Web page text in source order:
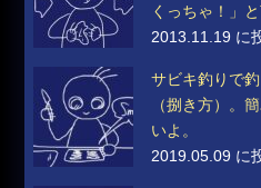
くっちゃ！」
2013.11.19 に
サビキ釣りで
（捌き方）。
いよ。
2019.05.09 に